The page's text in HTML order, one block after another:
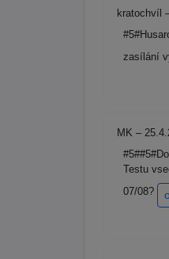
kratochvíl
zasílání
MK –
Testu
07/08?